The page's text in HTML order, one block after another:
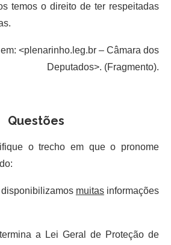
temos o direito de ter respeitadas
<plenarinho.leg.br – Câmara dos
Deputados>. (Fragmento).
Questões
o trecho em que o pronome
muitas informações
a Lei Geral de Proteção de